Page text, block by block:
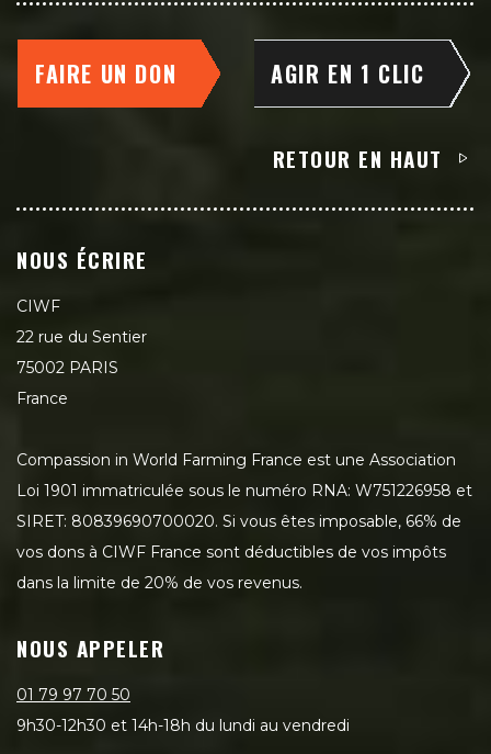
FAIRE UN DON AGIR EN 1 CLIC
RETOUR EN HAUT
NOUS ÉCRIRE
CIWF
22 rue du Sentier
75002 PARIS
France
Compassion in World Farming France est une Association
Loi 1901 immatriculée sous le numéro RNA: W751226958 et
SIRET: 80839690700020. Si vous êtes imposable, 66% de
vos dons à CIWF France sont déductibles de vos impôts
dans la limite de 20% de vos revenus.
NOUS APPELER
01 79 97 70 50
9h30-12h30 et 14h-18h du lundi au vendredi